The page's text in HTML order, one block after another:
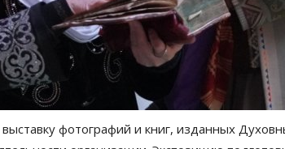
фотографий и книг, изданных